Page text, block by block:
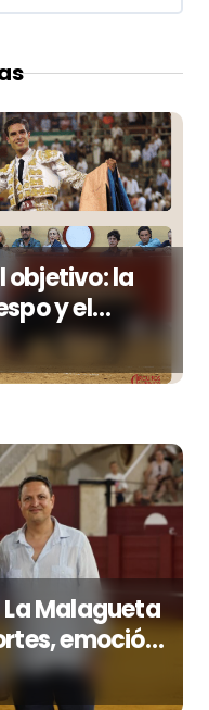
objetivo: la
y el
La Malagueta
emoción